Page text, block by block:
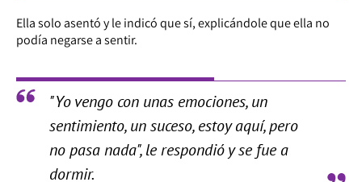
Ella solo asentó y le indicó que sí, explicándole que ella no
podía negarse a sentir.
"Yo vengo con unas emociones, un
sentimiento, un suceso, estoy aquí, pero
no pasa nada", le respondió y se fue a
dormir.